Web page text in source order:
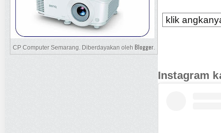
klik
Instagram
CP Computer Semarang. Diberdayakan oleh Blogger.